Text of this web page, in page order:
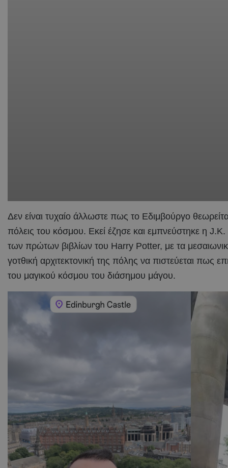
Δεν είναι τυχαίο άλλωστε πως το Εδιμβούργο
πόλεις του κόσμου. Εκεί έζησε και εμπνεύστηκε η
των πρώτων βιβλίων του Harry Potter, με τα
γοτθική αρχιτεκτονική της πόλης να πιστεύεται πως
του μαγικού κόσμου του διάσημου μάγου.